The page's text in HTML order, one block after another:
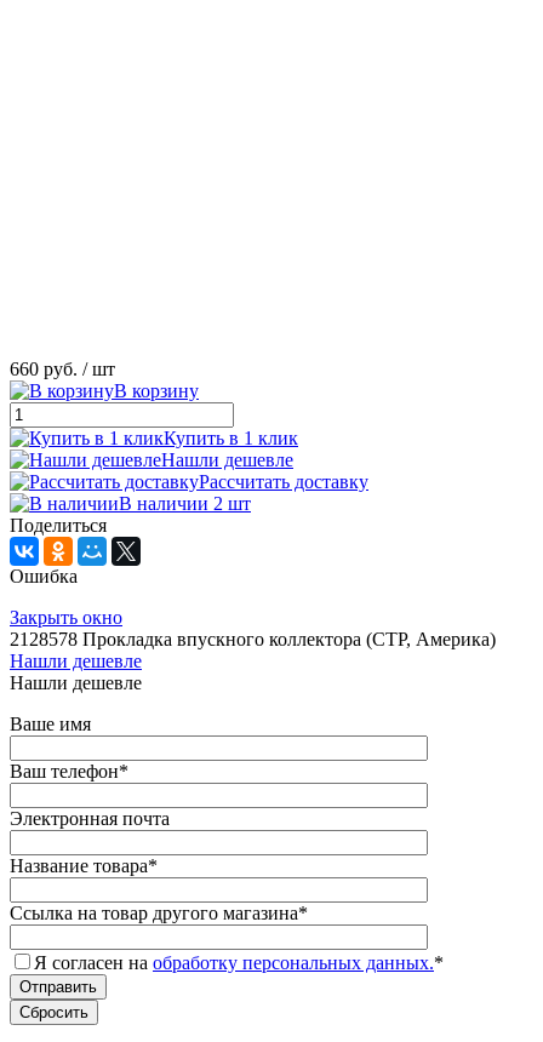
660 руб. / шт
В корзину
Купить в 1 клик
Нашли дешевле
Рассчитать доставку
В наличии 2 шт
Поделиться
Ошибка
Закрыть окно
2128578 Прокладка впускного коллектора (CTP, Америка)
Нашли дешевле
Нашли дешевле
Ваше имя
Ваш телефон*
Электронная почта
Название товара*
Ссылка на товар другого магазина*
Я согласен на обработку персональных данных.*